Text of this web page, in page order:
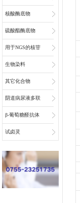
核酸酶底物
硫酸酯酶底物
用于NGS的核苷
和核苷酸
生物染料
其它化合物
阴道病尿液多联
检底物
β-葡萄糖醛抗体
偶联物连接子
试卤灵